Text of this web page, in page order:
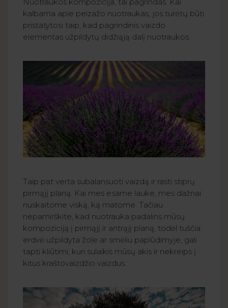
kalbama apie peizažo nuotraukas, jos turėtų būti
pristatytosi taip, kad pagrindinis vaizdo
elementas užpildytų didžiąją dalį nuotraukos.
Taip pat verta subalansuoti vaizdą ir rasti stiprų
pirmąjį planą. Kai mes esame lauke, mes dažnai
nuskaitome viską, ką matome. Tačiau
nepamirškite, kad nuotrauka padalins mūsų
kompoziciją į pirmąjį ir antrąjį planą, todėl tuščia
erdvė užpildyta žole ar smėliu paplūdimyje, gali
tapti kliūtimi, kuri sulaikis mūsų akis ir nekreips į
kitus kraštovaizdžio vaizdus.